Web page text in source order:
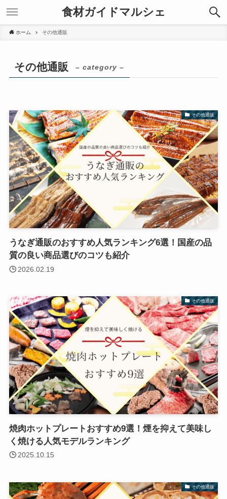
食材ガイドマルシェ
ホーム その他通販
その他通販 – category –
その他通販
うなぎ通販のおすすめ人気ランキング6選！国産の品
質の良い商品選びのコツも紹介
2026.02.19
その他通販
焼肉ホットプレートおすすめ9選！煙を抑えて美味し
く焼ける人気モデルランキング
2025.10.15
その他通販